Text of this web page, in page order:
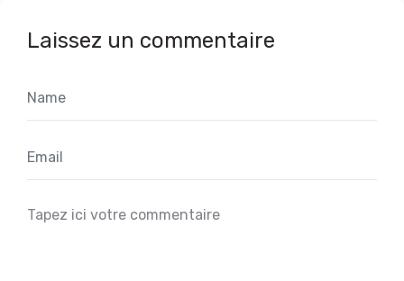
Laissez un commentaire